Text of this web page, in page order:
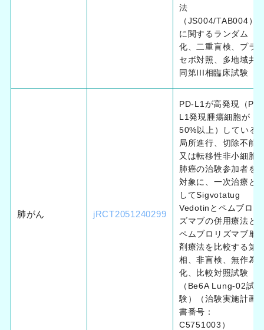
法
（JS004/TAB004）
に関するランダム
化、二重盲検、プラ
セボ対照、多地域共
同第III相臨床試験
肺がん jRCT2051240299
PD-L1が高発現（PD-
L1発現腫瘍細胞が
50%以上）している
局所進行、切除不能
又は転移性非小細胞
肺癌の治験参加者を
対象に、一次治療と
してSigvotatug
Vedotinとペムブロリ
ズマブの併用療法と
ペムブロリズマブ単
剤療法を比較する第3
相、非盲検、無作為
化、比較対照試験
（Be6A Lung-02試
験）（治験実施計画
書番号：
C5751003）